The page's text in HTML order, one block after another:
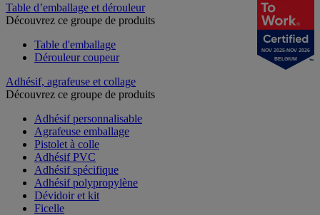
Table d’emballage et dérouleur
Découvrez ce groupe de produits
Table d'emballage
Dérouleur coupeur
Adhésif, agrafeuse et collage
Découvrez ce groupe de produits
Adhésif personnalisable
Agrafeuse emballage
Pistolet à colle
Adhésif PVC
Adhésif spécifique
Adhésif polypropylène
Dévidoir et kit
Ficelle
NOV 2025-NOV 2026
BELGIUM